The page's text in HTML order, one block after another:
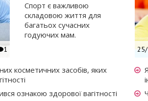
1
Спорт є важливою
складовою життя для
багатьох сучасних
годуючих мам.
косметичних засобів, яких
ознакою здорової вагітності